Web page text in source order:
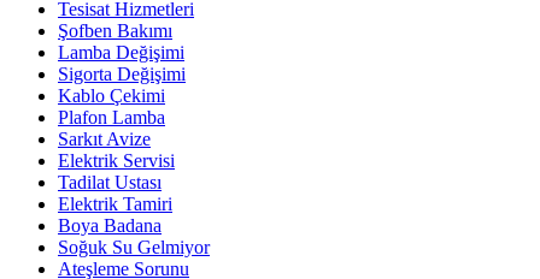
Tesisat Hizmetleri
Şofben Bakımı
Lamba Değişimi
Sigorta Değişimi
Kablo Çekimi
Plafon Lamba
Sarkıt Avize
Elektrik Servisi
Tadilat Ustası
Elektrik Tamiri
Boya Badana
Soğuk Su Gelmiyor
Ateşleme Sorunu